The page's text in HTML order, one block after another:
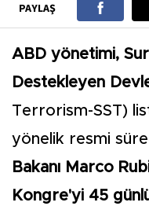
PAYLAŞ
ABD yönetimi,
Destekleyen
Terrorism-SST)
yönelik resmi
Bakanı Marco
Kongre'yi 45